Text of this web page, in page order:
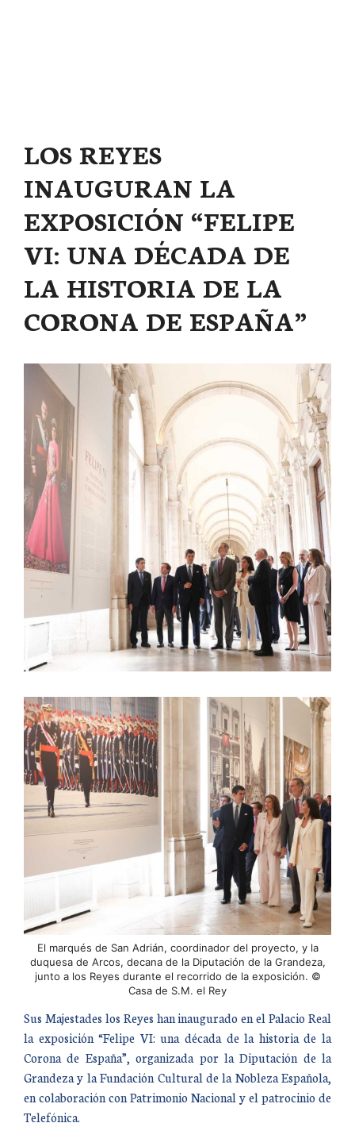
LOS REYES
INAUGURAN LA
EXPOSICIÓN “FELIPE
VI: UNA DÉCADA DE
LA HISTORIA DE LA
CORONA DE ESPAÑA”
El marqués de San Adrián, coordinador del proyecto, y la
duquesa de Arcos, decana de la Diputación de la Grandeza,
junto a los Reyes durante el recorrido de la exposición. ©
Casa de S.M. el Rey
Sus Majestades los Reyes han inaugurado en el Palacio Real
la exposición “Felipe VI: una década de la historia de la
Corona de España”, organizada por la Diputación de la
Grandeza y la Fundación Cultural de la Nobleza Española,
en colaboración con Patrimonio Nacional y el patrocinio de
Telefónica.